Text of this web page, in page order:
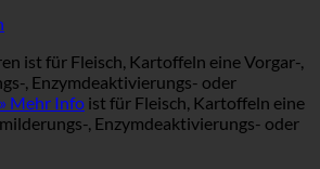
ist für Fleisch, Kartoffeln eine Vorgar-,
, Enzymdeaktivierungs- oder
» Mehr Info ist für Fleisch, Kartoffeln eine
, Enzymdeaktivierungs- oder